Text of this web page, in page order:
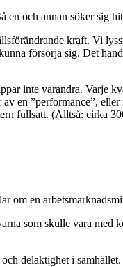
och annan söker sig
kraft. Vi
försörja sig. Det
inte varandra. Varje
en ”performance”,
fullsatt. (Alltså: cirka
om en
som skulle vara
delaktighet i